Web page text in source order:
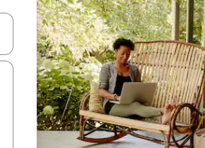
vya vishale vya juu na chini au